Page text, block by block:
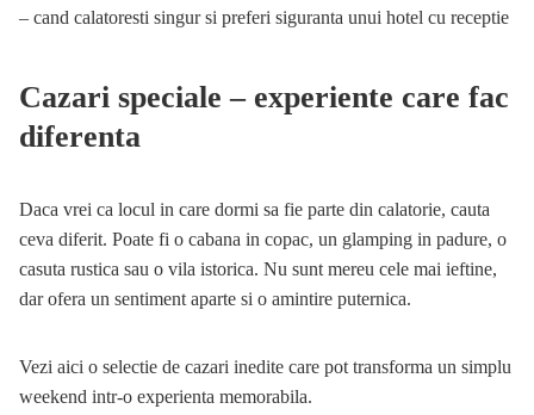
– cand calatoresti singur si preferi siguranta unui hotel cu receptie
Cazari speciale – experiente care fac
diferenta
Daca vrei ca locul in care dormi sa fie parte din calatorie, cauta
ceva diferit. Poate fi o cabana in copac, un glamping in padure, o
casuta rustica sau o vila istorica. Nu sunt mereu cele mai ieftine,
dar ofera un sentiment aparte si o amintire puternica.
Vezi aici o selectie de cazari inedite care pot transforma un simplu
weekend intr-o experienta memorabila.